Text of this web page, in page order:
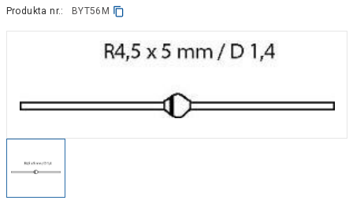
Produkta nr.: BYT56M